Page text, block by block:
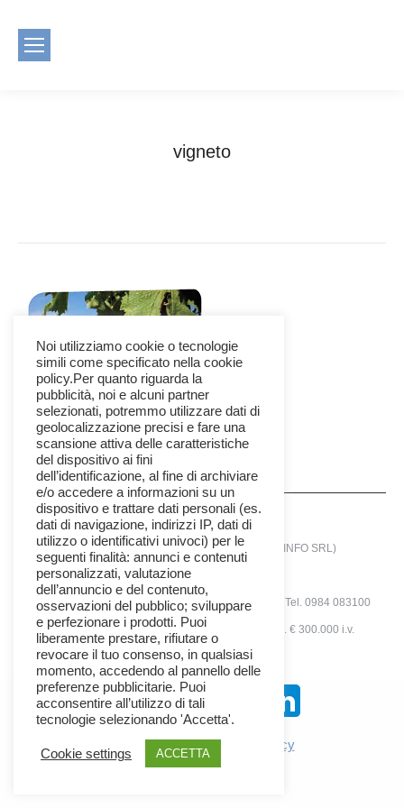
vigneto
© 2025 - SIRIANNI INFORMATICA SRL (SIRINFO SRL)
Società con unico socio
via A.Tenuta N°12 -Zona Ind. - 87036 Rende (CS) - Tel. 0984 083100
P.IVA 02409470784 | Rea N° 163224 | Cap. Soc. € 300.000 i.v.
sirinfo_menu
Noi utilizziamo cookie o tecnologie
simili come specificato nella cookie
policy.Per quanto riguarda la
pubblicità, noi e alcuni partner
selezionati, potremmo utilizzare dati di
geolocalizzazione precisi e fare una
scansione attiva delle caratteristiche
del dispositivo ai fini
dell’identificazione, al fine di archiviare
e/o accedere a informazioni su un
dispositivo e trattare dati personali (es.
dati di navigazione, indirizzi IP, dati di
utilizzo o identificativi univoci) per le
seguenti finalità: annunci e contenuti
personalizzati, valutazione
dell’annuncio e del contenuto,
osservazioni del pubblico; sviluppare
e perfezionare i prodotti. Puoi
liberamente prestare, rifiutare o
revocare il tuo consenso, in qualsiasi
momento, accedendo al pannello delle
preferenze pubblicitarie. Puoi
acconsentire all’utilizzo di tali
tecnologie selezionando 'Accetta'.
Cookie settings ACCETTA
Seguici Su:
Privacy Policy✦ Cookie Policy